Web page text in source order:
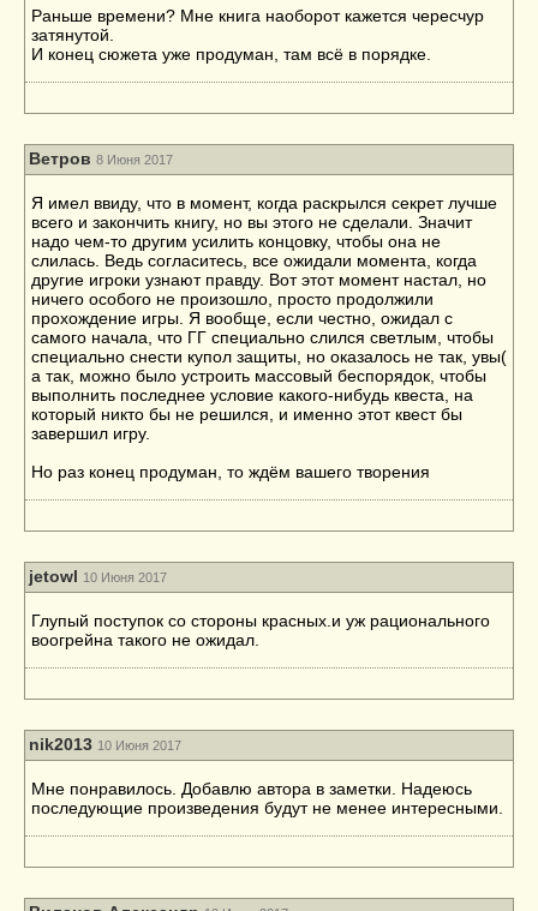
Раньше времени? Мне книга наоборот кажется чересчур
затянутой.
И конец сюжета уже продуман, там всё в порядке.
Ветров 8 Июня 2017
Я имел ввиду, что в момент, когда раскрылся секрет лучше
всего и закончить книгу, но вы этого не сделали. Значит
надо чем-то другим усилить концовку, чтобы она не
слилась. Ведь согласитесь, все ожидали момента, когда
другие игроки узнают правду. Вот этот момент настал, но
ничего особого не произошло, просто продолжили
прохождение игры. Я вообще, если честно, ожидал с
самого начала, что ГГ специально слился светлым, чтобы
специально снести купол защиты, но оказалось не так, увы(
а так, можно было устроить массовый беспорядок, чтобы
выполнить последнее условие какого-нибудь квеста, на
который никто бы не решился, и именно этот квест бы
завершил игру.
Но раз конец продуман, то ждём вашего творения
jetowl 10 Июня 2017
Глупый поступок со стороны красных.и уж рационального
воогрейна такого не ожидал.
nik2013 10 Июня 2017
Мне понравилось. Добавлю автора в заметки. Надеюсь
последующие произведения будут не менее интересными.